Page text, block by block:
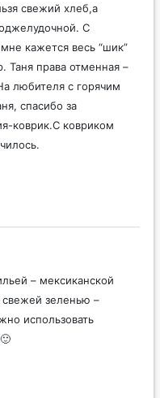
свежий хлеб,а
С
кажется весь “шик”
Таня права отменная –
любителя с горячим
спасибо за
коврик.С ковриком
– мексиканской
зеленью –
использовать